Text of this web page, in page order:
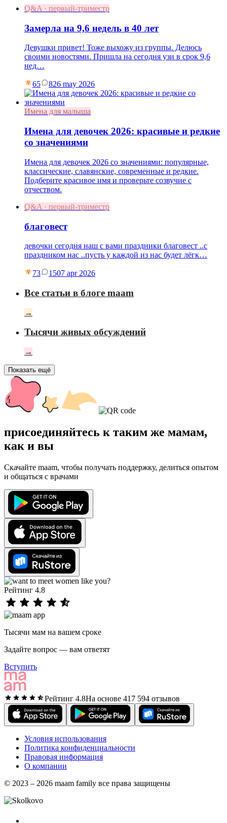
Q&A · первый-триместр
Замерла на 9,6 недель в 40 лет
Девушки привет! Тоже выхожу из группы. Делюсь
своими новостями. Пришла на сегодня узи в срок 9,6
нед…
65 826 may 2026
Имена для малыша
Имена для девочек 2026: красивые и редкие
со значениями
Имена для девочек 2026 со значениями: популярные,
классические, славянские, современные и редкие.
Подберите красивое имя и проверьте созвучие с
отчеством.
Q&A · первый-триместр
благовест
девочки сегодня наш с вами праздники благовест ..с
праздником нас ..пусть у каждой из нас будет лёгк…
73 1507 apr 2026
Все статьи в блоге maam
→
Тысячи живых обсуждений
→
Показать ещё
присоединяйтесь к таким же мамам,
как и вы
Скачайте maam, чтобы получать поддержку, делиться опытом
и общаться с врачами
Рейтинг 4.8
Тысячи мам на вашем сроке
Задайте вопрос — вам ответят
Вступить
Рейтинг 4.8На основе 417 594 отзывов
Условия использования
Политика конфиденциальности
Правовая информация
О компании
© 2023 – 2026 maam family все права защищены